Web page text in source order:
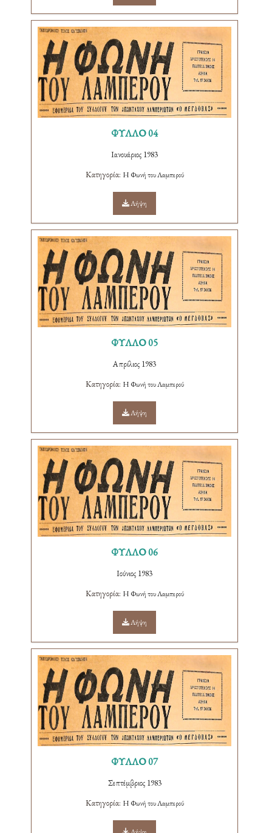
ΦΥΛΛΟ 04
Ιανουάριος 1983
Κατηγορία: Η Φωνή του Λαμπερού
Λήψη
ΦΥΛΛΟ 05
Απρίλιος 1983
Κατηγορία: Η Φωνή του Λαμπερού
Λήψη
ΦΥΛΛΟ 06
Ιούνιος 1983
Κατηγορία: Η Φωνή του Λαμπερού
Λήψη
ΦΥΛΛΟ 07
Σεπτέμβριος 1983
Κατηγορία: Η Φωνή του Λαμπερού